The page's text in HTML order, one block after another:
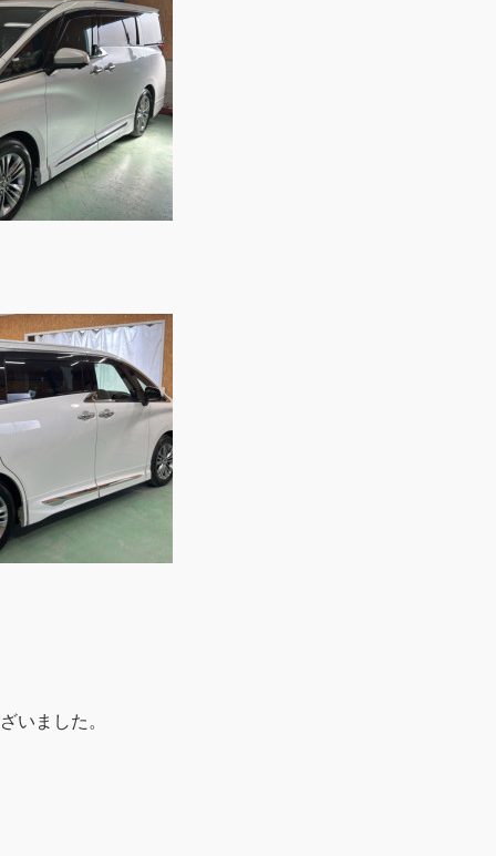
いました。